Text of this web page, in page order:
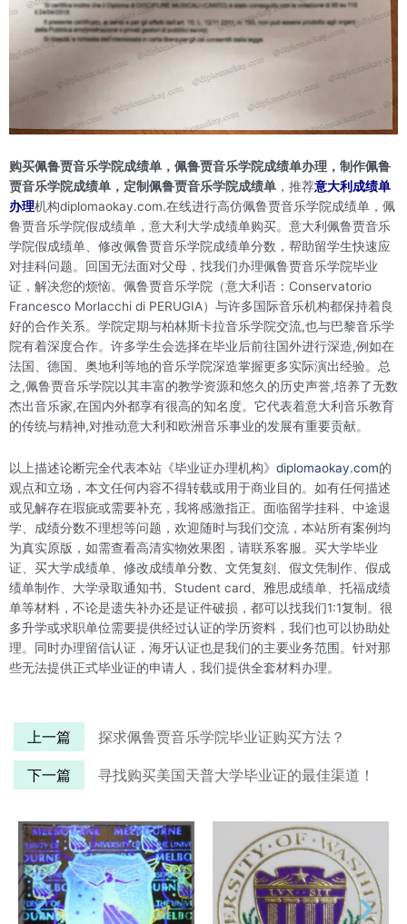
购买佩鲁贾音乐学院成绩单，佩鲁贾音乐学院成绩单办理，制作佩鲁
贾音乐学院成绩单，定制佩鲁贾音乐学院成绩单 ，推荐意大利成绩单
办理机构diplomaokay.com.在线进行高仿佩鲁贾音乐学院成绩单，佩
鲁贾音乐学院假成绩单，意大利大学成绩单购买。意大利佩鲁贾音乐
学院假成绩单、修改佩鲁贾音乐学院成绩单分数，帮助留学生快速应
对挂科问题。回国无法面对父母，找我们办理佩鲁贾音乐学院毕业
证，解决您的烦恼。佩鲁贾音乐学院（意大利语：Conservatorio
Francesco Morlacchi di PERUGIA）与许多国际音乐机构都保持着良
好的合作关系。学院定期与柏林斯卡拉音乐学院交流,也与巴黎音乐学
院有着深度合作。许多学生会选择在毕业后前往国外进行深造,例如在
法国、德国、奥地利等地的音乐学院深造掌握更多实际演出经验。总
之,佩鲁贾音乐学院以其丰富的教学资源和悠久的历史声誉,培养了无数
杰出音乐家,在国内外都享有很高的知名度。它代表着意大利音乐教育
的传统与精神,对推动意大利和欧洲音乐事业的发展有重要贡献。
以上描述论断完全代表本站《毕业证办理机构》 diplomaokay.com的
观点和立场，本文任何内容不得转载或用于商业目的。如有任何描述
或见解存在瑕疵或需要补充，我将感激指正。面临留学挂科、中途退
学、成绩分数不理想等问题，欢迎随时与我们交流，本站所有案例均
为真实原版，如需查看高清实物效果图，请联系客服。买大学毕业
证、买大学成绩单、修改成绩单分数、文凭复刻、假文凭制作、假成
绩单制作、大学录取通知书、Student card、雅思成绩单、托福成绩
单等材料，不论是遗失补办还是证件破损，都可以找我们1:1复制。很
多升学或求职单位需要提供经过认证的学历资料，我们也可以协助处
理。同时办理留信认证，海牙认证也是我们的主要业务范围。针对那
些无法提供正式毕业证的申请人，我们提供全套材料办理。
上一篇 探求佩鲁贾音乐学院毕业证购买方法？
下一篇 寻找购买美国天普大学毕业证的最佳渠道！